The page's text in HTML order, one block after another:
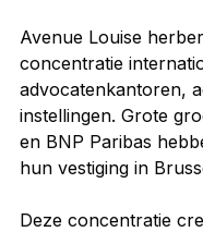
Avenue Louise
concentratie
advocatenkantoren,
instellingen. Grote
en BNP Paribas
hun vestiging in
Deze concentratie